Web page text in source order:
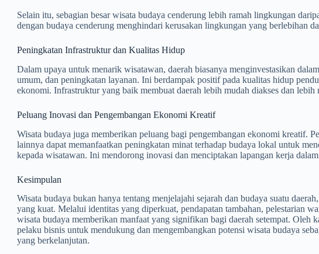
Selain itu, sebagian besar wisata budaya cenderung lebih ramah lingkungan
dengan budaya cenderung menghindari kerusakan lingkungan yang berlebihan
Peningkatan Infrastruktur dan Kualitas Hidup
Dalam upaya untuk menarik wisatawan, daerah biasanya menginvestasikan
umum, dan peningkatan layanan. Ini berdampak positif pada kualitas hidup
ekonomi. Infrastruktur yang baik membuat daerah lebih mudah diakses dan
Peluang Inovasi dan Pengembangan Ekonomi Kreatif
Wisata budaya juga memberikan peluang bagi pengembangan ekonomi kreatif.
lainnya dapat memanfaatkan peningkatan minat terhadap budaya lokal untuk
kepada wisatawan. Ini mendorong inovasi dan menciptakan lapangan kerja
Kesimpulan
Wisata budaya bukan hanya tentang menjelajahi sejarah dan budaya suatu
yang kuat. Melalui identitas yang diperkuat, pendapatan tambahan, pelestarian
wisata budaya memberikan manfaat yang signifikan bagi daerah setempat. Oleh
pelaku bisnis untuk mendukung dan mengembangkan potensi wisata budaya
yang berkelanjutan.